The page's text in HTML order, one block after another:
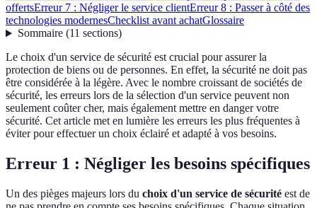
offertsErreur 7 : Négliger le service clientErreur 8 : Passer à côté des
technologies modernesChecklist avant achatGlossaire
Sommaire(11 sections)
Le choix d'un service de sécurité est crucial pour assurer la
protection de biens ou de personnes. En effet, la sécurité ne doit pas
être considérée à la légère. Avec le nombre croissant de sociétés de
sécurité, les erreurs lors de la sélection d'un service peuvent non
seulement coûter cher, mais également mettre en danger votre
sécurité. Cet article met en lumière les erreurs les plus fréquentes à
éviter pour effectuer un choix éclairé et adapté à vos besoins.
Erreur 1 : Négliger les besoins spécifiques
Un des pièges majeurs lors du choix d'un service de sécurité est de